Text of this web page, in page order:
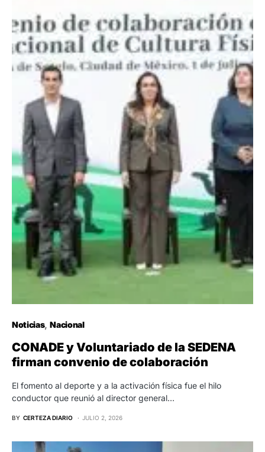
Noticias Nacional
CONADE y Voluntariado de la SEDENA
firman convenio de colaboración
El fomento al deporte y a la activación física fue el hilo
conductor que reunió al director general…
BY CERTEZA DIARIO JULIO 2, 2026